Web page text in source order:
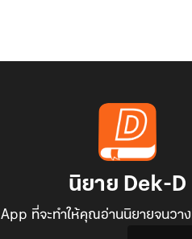
นิยาย Dek-D
App ที่จะทำให้คุณอ่านนิยายจนวา